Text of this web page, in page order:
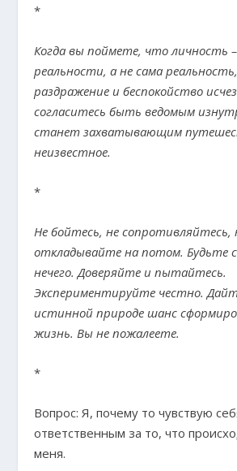
*
Когда вы поймете, что личность
реальности, а не сама
раздражение и беспокойство
согласитесь быть ведомым
станет захватывающим
неизвестное.
*
Не бойтесь, не сопротивляйтесь,
откладывайте на потом. Будьте
нечего. Доверяйте и пытайтесь.
Экспериментируйте честно.
истинной природе шанс
жизнь. Вы не пожалеете.
*
Вопрос: Я, почему то чувствую
ответственным за то, что
меня.